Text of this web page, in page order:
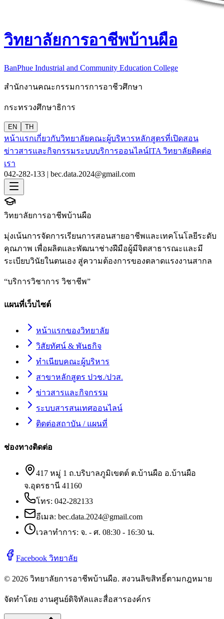
วิทยาลัยการอาชีพบ้านผือ
BanPhue Industrial and Community Education College
สำนักงานคณะกรรมการการอาชีวศึกษา
กระทรวงศึกษาธิการ
EN TH
หน้าแรกเกี่ยวกับวิทยาลัยคณะผู้บริหารหลักสูตรที่เปิดสอน
ข่าวสารและกิจกรรมระบบบริการออนไลน์ITA วิทยาลัยติดต่อ
เรา
042-282-133 | bec.data.2024@gmail.com
วิทยาลัยการอาชีพบ้านผือ
มุ่งเน้นการจัดการเรียนการสอนสายอาชีพและเทคโนโลยีระดับ
คุณภาพ เพื่อผลิตและพัฒนาช่างฝีมือผู้มีจิตสาธารณะและมี
ระเบียบวินัยในตนเอง สู่ความต้องการของตลาดแรงงานสากล
“บริการวิชาการ วิชาชีพ”
แผนที่เว็บไซต์
หน้าแรกของวิทยาลัย
วิสัยทัศน์ & พันธกิจ
ทำเนียบคณะผู้บริหาร
สาขาหลักสูตร ปวช./ปวส.
ข่าวสารและกิจกรรม
ระบบสารสนเทศออนไลน์
ติดต่อสถาบัน / แผนที่
ช่องทางติดต่อ
417 หมู่ 1 ถ.บริบาลภูมิเขตต์ ต.บ้านผือ อ.บ้านผือ
จ.อุดรธานี 41160
โทร: 042-282133
อีเมล: bec.data.2024@gmail.com
เวลาทำการ: จ. - ศ. 08:30 - 16:30 น.
Facebook วิทยาลัย
© 2026 วิทยาลัยการอาชีพบ้านผือ. สงวนลิขสิทธิ์ตามกฎหมาย
จัดทำโดย งานศูนย์ดิจิทัลและสื่อสารองค์กร